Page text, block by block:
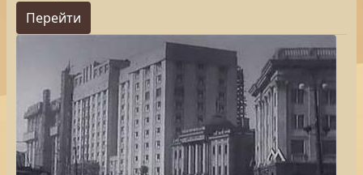
Перейти